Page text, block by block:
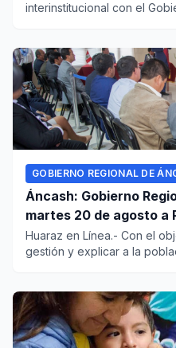
interinstitucional con el
GOBIERNO REGIONAL DE
Áncash: Gobierno
martes 20 de agosto a
Pública
Huaraz en Línea.- Con el
gestión y explicar a la